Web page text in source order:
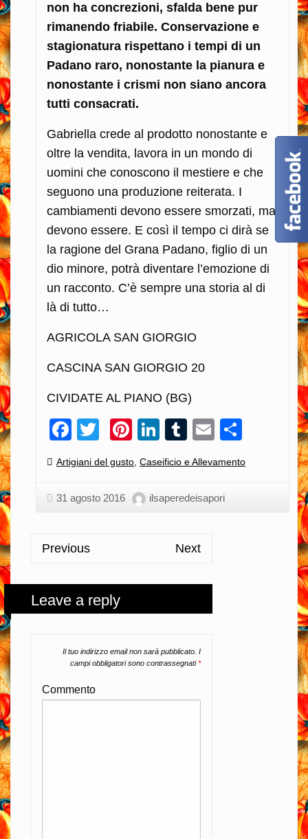
non ha concrezioni, sfalda bene pur
rimanendo friabile. Conservazione e
stagionatura rispettano i tempi di un
Padano raro, nonostante la pianura e
nonostante i crismi non siano ancora
tutti consacrati.
Gabriella crede al prodotto nonostante e
oltre la vendita, lavora in un mondo di
uomini che conoscono il mestiere e che
seguono una produzione reiterata. I
cambiamenti devono essere smorzati, ma
devono essere. E così il tempo ci dirà se
la ragione del Grana Padano, figlio di un
dio minore, potrà diventare l’emozione di
un racconto. C’è sempre una storia al di
là di tutto…
AGRICOLA SAN GIORGIO
CASCINA SAN GIORGIO 20
CIVIDATE AL PIANO (BG)
Facebook
TwitterPinterest
LinkedIn
Tumblr
Email
Categories:
Artigiani del gusto Caseificio e Allevamento
31 agosto 2016 ilsaperedeisapori
Previous Next
Leave a reply
Il tuo indirizzo email non sarà pubblicato. I
campi obbligatori sono contrassegnati*
Commento